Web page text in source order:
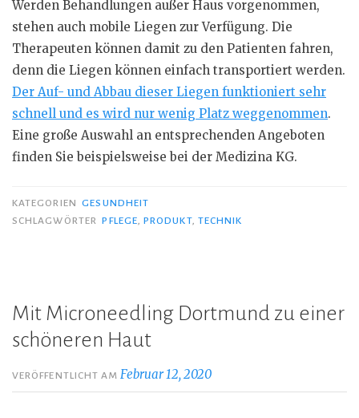
Werden Behandlungen außer Haus vorgenommen,
stehen auch mobile Liegen zur Verfügung. Die
Therapeuten können damit zu den Patienten fahren,
denn die Liegen können einfach transportiert werden.
Der Auf- und Abbau dieser Liegen funktioniert sehr
schnell und es wird nur wenig Platz weggenommen.
Eine große Auswahl an entsprechenden Angeboten
finden Sie beispielsweise bei der Medizina KG.
KATEGORIEN GESUNDHEIT
SCHLAGWÖRTER
PFLEGE ,PRODUKT, TECHNIK
Mit Microneedling Dortmund zu einer
schöneren Haut
VERÖFFENTLICHT AM Februar 12, 2020